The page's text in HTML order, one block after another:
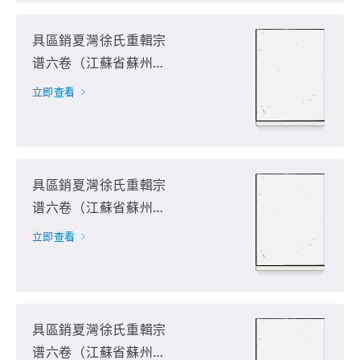
具區銷夏灣徐氏重輯宗
谱六卷（江蘇省蘇州
市）第2册
立即查看
具區銷夏灣徐氏重輯宗
谱六卷（江蘇省蘇州
市）第3册
立即查看
具區銷夏灣徐氏重輯宗
谱六卷（江蘇省蘇州